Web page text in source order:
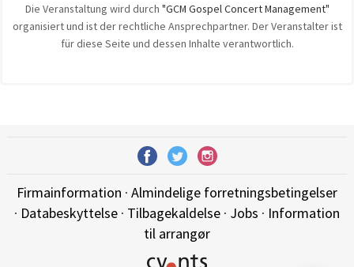
Die Veranstaltung wird durch "GCM Gospel Concert Management"
organisiert und ist der rechtliche Ansprechpartner. Der Veranstalter ist
für diese Seite und dessen Inhalte verantwortlich.
Firmainformation · Almindelige forretningsbetingelser
· Databeskyttelse · Tilbagekaldelse · Jobs · Information
til arrangør